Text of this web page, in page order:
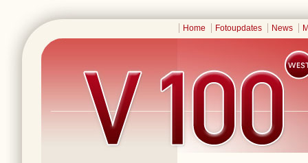
Home Fotoupdates News